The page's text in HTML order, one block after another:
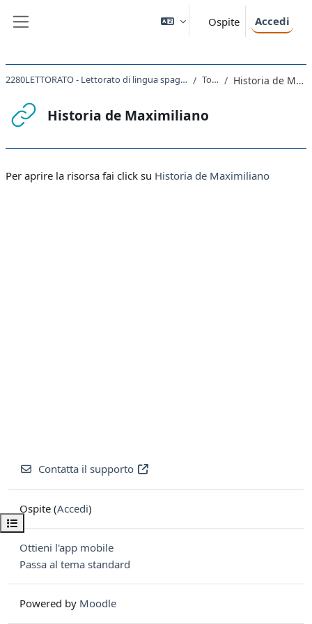
Ospite Accedi
Apri indice del corso
2280LETTORATO - Lettorato di lingua spagnola I magistrale 2021 Topic 1 Historia de Maximiliano
Historia de Maximiliano
Per aprire la risorsa fai click su Historia de Maximiliano
Contatta il supporto
Ospite (Accedi)
Ottieni l'app mobile
Passa al tema standard
Powered by Moodle